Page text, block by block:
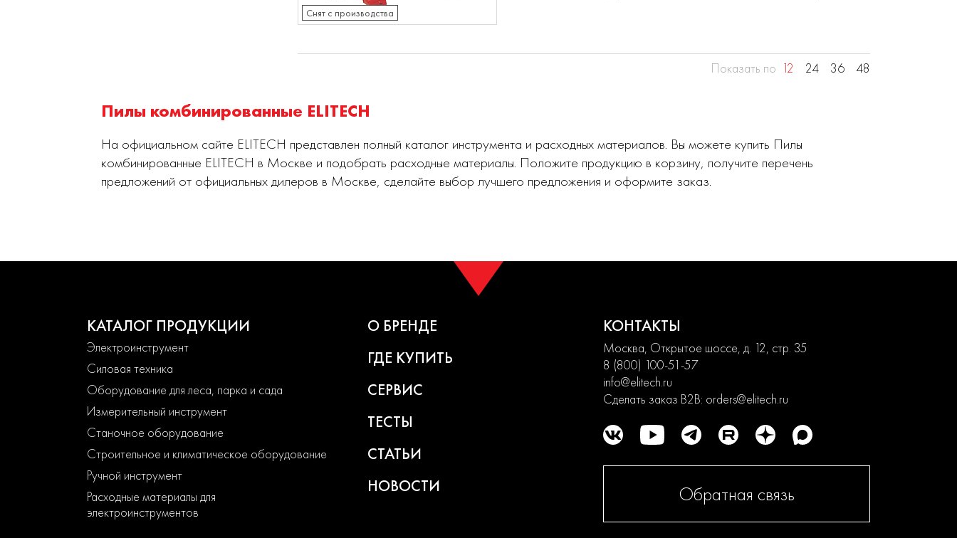
Снят с производства
Показать по 12 24 36 48
Пилы комбинированные ELITECH
На официальном сайте ELITECH представлен полный каталог инструмента и расходных материалов. Вы можете купить Пилы
комбинированные ELITECH в Москве и подобрать расходные материалы. Положите продукцию в корзину, получите перечень
предложений от официальных дилеров в Москве, сделайте выбор лучшего предложения и оформите заказ.
КАТАЛОГ ПРОДУКЦИИ
Электроинструмент
Силовая техника
Оборудование для леса, парка и сада
Измерительный инструмент
Станочное оборудование
Строительное и климатическое оборудование
Ручной инструмент
Расходные материалы для
электроинструментов
О БРЕНДЕ
ГДЕ КУПИТЬ
СЕРВИС
ТЕСТЫ
СТАТЬИ
НОВОСТИ
КОНТАКТЫ
Москва, Открытое шоссе, д. 12, стр. 35
8 (800) 100-51-57
info@elitech.ru
Сделать заказ B2B: orders@elitech.ru
Обратная связь